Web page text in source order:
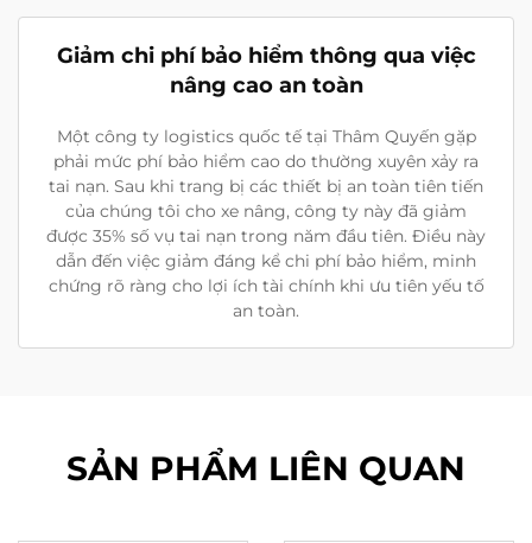
Giảm chi phí bảo hiểm thông qua việc
nâng cao an toàn
Một công ty logistics quốc tế tại Thâm Quyến gặp
phải mức phí bảo hiểm cao do thường xuyên xảy ra
tai nạn. Sau khi trang bị các thiết bị an toàn tiên tiến
của chúng tôi cho xe nâng, công ty này đã giảm
được 35% số vụ tai nạn trong năm đầu tiên. Điều này
dẫn đến việc giảm đáng kể chi phí bảo hiểm, minh
chứng rõ ràng cho lợi ích tài chính khi ưu tiên yếu tố
an toàn.
SẢN PHẨM LIÊN QUAN